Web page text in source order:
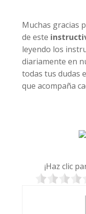
Muchas gracias
de este
leyendo los
diariamente en
todas tus dudas
que acompaña
¡Haz clic